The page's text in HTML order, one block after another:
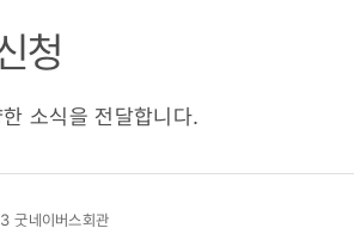
청
소식을 전달합니다.
굿네이버스회관